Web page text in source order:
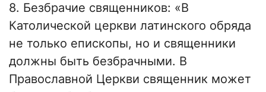
8. Безбрачие священников: «В
Католической церкви латинского обряда
не только епископы, но и священники
должны быть безбрачными. В
Православной Церкви священник может